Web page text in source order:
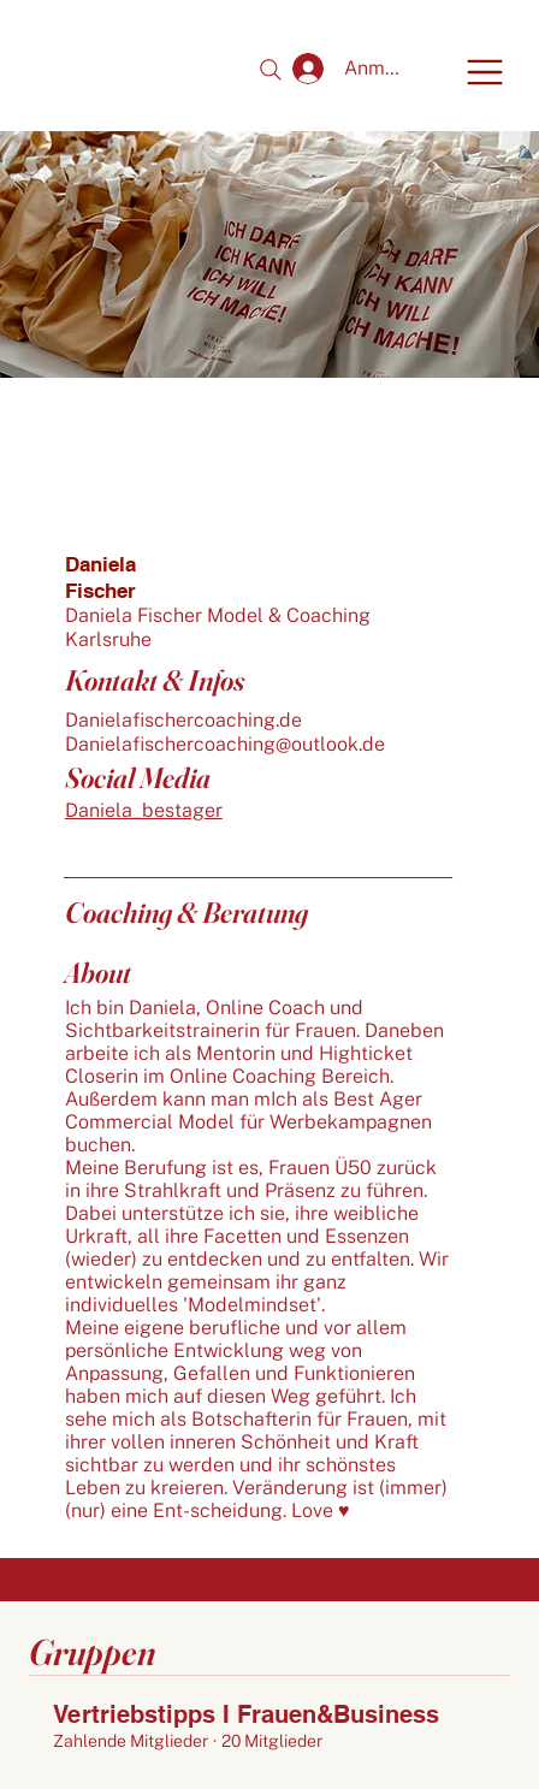
Anmelden
Daniela
Fischer
Daniela Fischer Model & Coaching
Karlsruhe
Kontakt & Infos
Danielafischercoaching.de
Danielafischercoaching@outlook.de
Social Media
Daniela_bestager
Coaching & Beratung
About
Ich bin Daniela, Online Coach und
Sichtbarkeitstrainerin für Frauen. Daneben
arbeite ich als Mentorin und Highticket
Closerin im Online Coaching Bereich.
Außerdem kann man mIch als Best Ager
Commercial Model für Werbekampagnen
buchen.
Meine Berufung ist es, Frauen Ü50 zurück
in ihre Strahlkraft und Präsenz zu führen.
Dabei unterstütze ich sie, ihre weibliche
Urkraft, all ihre Facetten und Essenzen
(wieder) zu entdecken und zu entfalten. Wir
entwickeln gemeinsam ihr ganz
individuelles 'Modelmindset'.
Meine eigene berufliche und vor allem
persönliche Entwicklung weg von
Anpassung, Gefallen und Funktionieren
haben mich auf diesen Weg geführt. Ich
sehe mich als Botschafterin für Frauen, mit
ihrer vollen inneren Schönheit und Kraft
sichtbar zu werden und ihr schönstes
Leben zu kreieren. Veränderung ist (immer)
(nur) eine Ent-scheidung. Love ♥️
Gruppen
Vertriebstipps I Frauen&Business
Zahlende Mitglieder · 20 Mitglieder